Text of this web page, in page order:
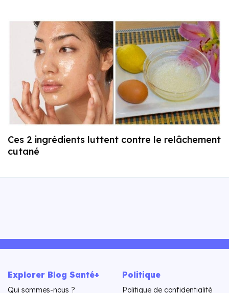
Ces 2 ingrédients luttent contre le relâchement
cutané
Explorer Blog Santé+
Qui sommes-nous ?
Politique
Politique de confidentialité